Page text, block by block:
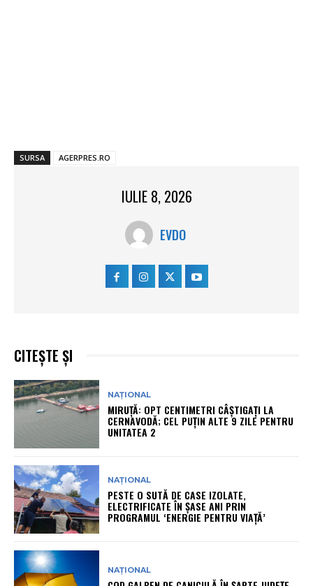
SURSA AGERPRES.RO
IULIE 8, 2026
EVDO
CITEȘTE ȘI
NAȚIONAL
MIRUȚĂ: OPT CENTIMETRI CÂȘTIGAȚI LA
CERNAVODĂ; CEL PUȚIN ALTE 9 ZILE PENTRU
UNITATEA 2
NAȚIONAL
PESTE O SUTĂ DE CASE IZOLATE,
ELECTRIFICATE ÎN ȘASE ANI PRIN
PROGRAMUL ‘ENERGIE PENTRU VIAȚĂ’
NAȚIONAL